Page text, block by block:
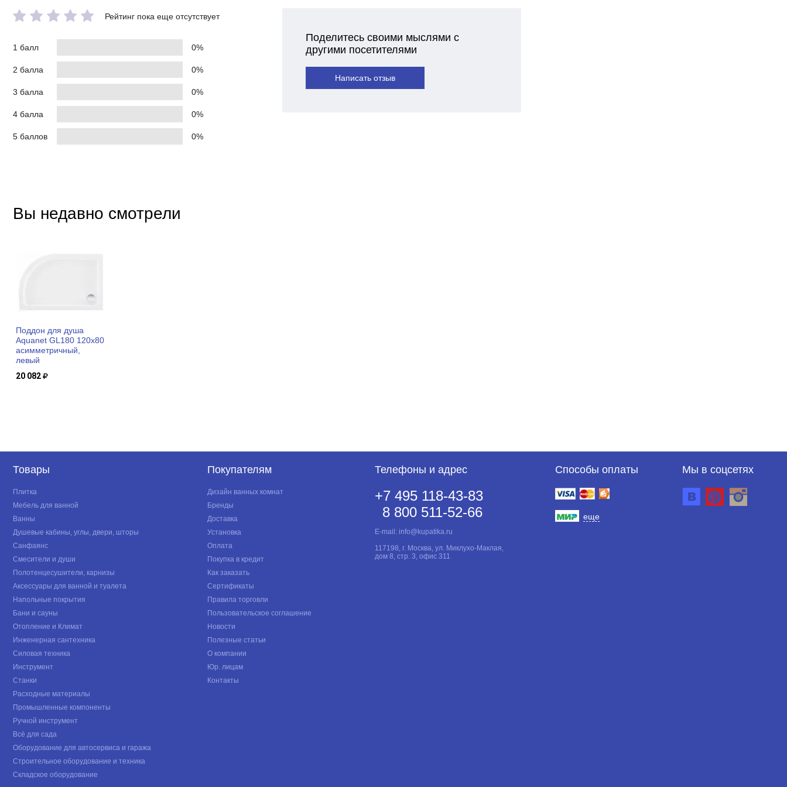
Рейтинг пока еще отсутствует
1 балл 0%
2 балла 0%
3 балла 0%
4 балла 0%
5 баллов 0%
Поделитесь своими мыслями с
другими посетителями
Написать отзыв
Вы недавно смотрели
Поддон для душа
Aquanet GL180 120x80
асимметричный,
левый
20 082
Товары
Плитка
Мебель для ванной
Ванны
Душевые кабины, углы, двери, шторы
Санфаянс
Смесители и души
Полотенцесушители, карнизы
Аксессуары для ванной и туалета
Напольные покрытия
Бани и сауны
Отопление и Климат
Инженерная сантехника
Силовая техника
Инструмент
Станки
Расходные материалы
Промышленные компоненты
Ручной инструмент
Всё для сада
Оборудование для автосервиса и гаража
Строительное оборудование и техника
Складское оборудование
Покупателям
Дизайн ванных комнат
Бренды
Доставка
Установка
Оплата
Покупка в кредит
Как заказать
Сертификаты
Правила торговли
Пользовательское соглашение
Новости
Полезные статьи
О компании
Юр. лицам
Контакты
Телефоны и адрес
+7 495 118-43-83
8 800 511-52-66
E-mail: info@kupatika.ru
117198, г. Москва, ул. Миклухо-Маклая,
дом 8, стр. 3, офис 311
Способы оплаты
еще
Мы в соцсетях